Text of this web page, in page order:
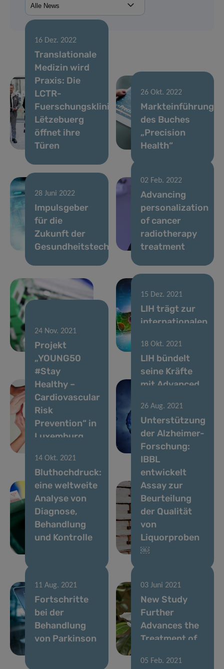
16 Dez. 2022
Translationale
Medizin wird
Praxis: Die
LCTR-
Fuerschungsklinik
Lëtzebuerg
öffnet ihre
Türen
26 Okt. 2022
Markteinführung
des Buches
„Precision
Health“
28 Juni 2022
Impulsgeber
für die
Zukunft der
Gesundheitstechnologie
02 Feb. 2022
Advancing
personalization
of cancer
radiotherapy
treatment
Widerstand ist
zwecklos!
15 Dez. 2021
LIH trägt zur
internationalen
Forschung bei
24 Nov. 2021
Projekt
„YOUNG50
#Stay
Healthy –
Cardiovascular
Risk
Prevention“ in
Luxemburg
18 Okt. 2021
LIH bündelt
seine Kräfte
mit Advanced
Verbesserung
der
Immuntherapie
von Krebs
14 Okt. 2021
Bluthochdruck:
eine weltweite
Analyse von
Diagnose,
Behandlung
und Kontrolle
26 Aug. 2021
Unterstützung
der Alzheimer-
Forschung:
IBBL
entwickelt
Assay zur
Beurteilung
der Qualität
von
Liquorproben
￼
11 Aug. 2021
Fortschritte
bei der
Behandlung
von Parkinson
03 Juni 2021
New Study
Further
Advances the
Treatment of
05 Feb. 2021